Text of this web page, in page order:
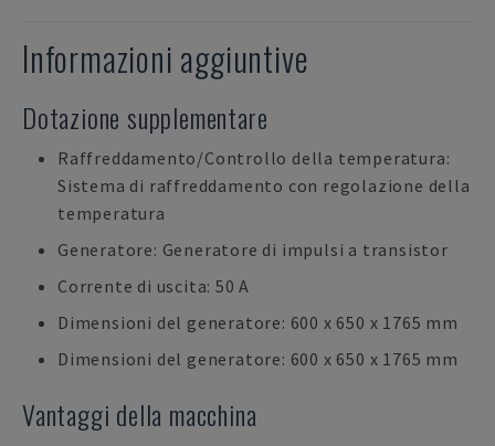
Informazioni aggiuntive
Dotazione supplementare
Raffreddamento/Controllo della temperatura:
Sistema di raffreddamento con regolazione della
temperatura
Generatore: Generatore di impulsi a transistor
Corrente di uscita: 50 A
Dimensioni del generatore: 600 x 650 x 1765 mm
Dimensioni del generatore: 600 x 650 x 1765 mm
Vantaggi della macchina